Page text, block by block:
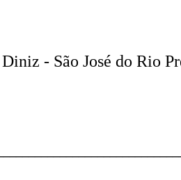
- São José do Rio